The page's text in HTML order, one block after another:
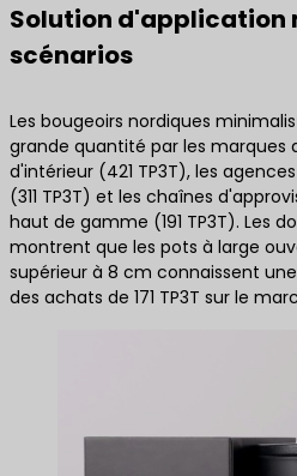
Solution d'application
scénarios
Les bougeoirs nordiques
grande quantité par les marques
d'intérieur (421 TP3T), les
(311 TP3T) et les chaînes
haut de gamme (191 TP3T). Les
montrent que les pots à large
supérieur à 8 cm connaissent
des achats de 171 TP3T sur le